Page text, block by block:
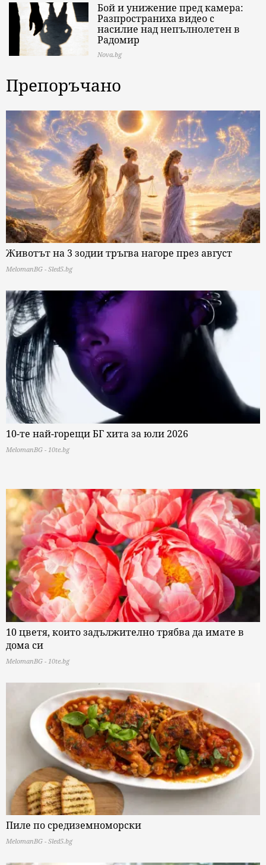
Бой и унижение пред камера:
Разпространиха видео с
насилие над непълнолетен в
Радомир
Nova.bg
Препоръчано
Животът на 3 зодии тръгва нагоре през август
MelomanBG - Sled5.bg
10-те най-горещи БГ хита за юли 2026
MelomanBG - 10te.bg
10 цветя, които задължително трябва да имате в
дома си
MelomanBG - 10te.bg
Пиле по средиземноморски
MelomanBG - Sled5.bg